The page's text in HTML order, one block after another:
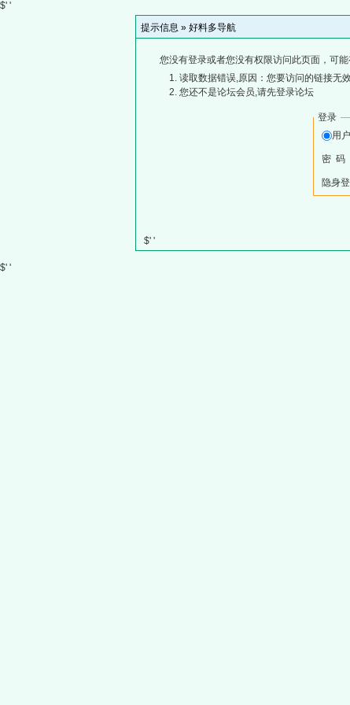
$' '
提示信息 » 好料多导航
您没有登录或者您没有权限访问此页面，可
读取数据错误,原因：您要访问的链接无
您还不是论坛会员,请先登录论坛
登录
用
密 码
隐身
$' '
$' '